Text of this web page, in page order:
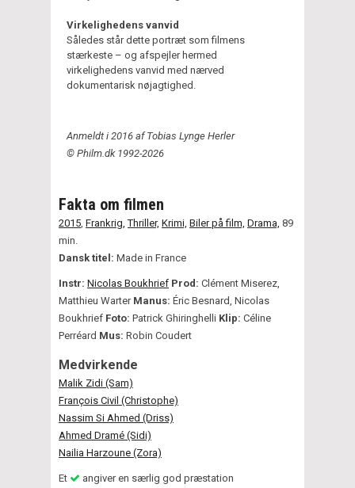
Virkelighedens vanvid
Således står dette portræt som filmens
stærkeste – og afspejler hermed
virkelighedens vanvid med nærved
dokumentarisk nøjagtighed.
Anmeldt i 2016 af Tobias Lynge Herler
© Philm.dk 1992-2026
Fakta om filmen
2015 Frankrig, Thriller, Krimi, Biler på film, Drama, 89
min.
Dansk titel: Made in France
Instr: Nicolas Boukhrief Prod: Clément Miserez,
Matthieu Warter Manus: Éric Besnard, Nicolas
Boukhrief Foto: Patrick Ghiringhelli Klip: Céline
Perréard Mus: Robin Coudert
Medvirkende
Malik Zidi (Sam)
François Civil (Christophe)
Nassim Si Ahmed (Driss)
Ahmed Dramé (Sidi)
Nailia Harzoune (Zora)
Et
angiver en særlig god præstation